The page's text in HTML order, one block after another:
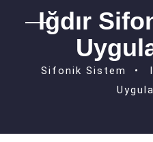
Iğdır
Sifonik Sistem